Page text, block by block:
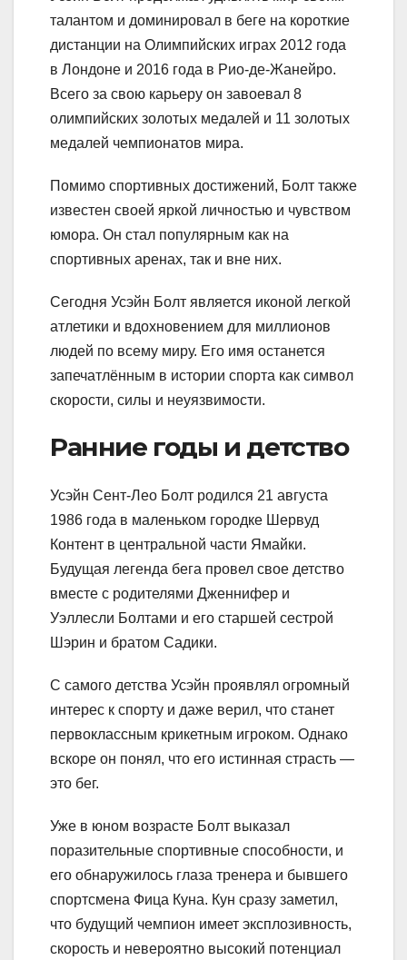
талантом и доминировал в беге на короткие
дистанции на Олимпийских играх 2012 года
в Лондоне и 2016 года в Рио-де-Жанейро.
Всего за свою карьеру он завоевал 8
олимпийских золотых медалей и 11 золотых
медалей чемпионатов мира.
Помимо спортивных достижений, Болт также
известен своей яркой личностью и чувством
юмора. Он стал популярным как на
спортивных аренах, так и вне них.
Сегодня Усэйн Болт является иконой легкой
атлетики и вдохновением для миллионов
людей по всему миру. Его имя останется
запечатлённым в истории спорта как символ
скорости, силы и неуязвимости.
Ранние годы и детство
Усэйн Сент-Лео Болт родился 21 августа
1986 года в маленьком городке Шервуд
Контент в центральной части Ямайки.
Будущая легенда бега провел свое детство
вместе с родителями Дженнифер и
Уэллесли Болтами и его старшей сестрой
Шэрин и братом Садики.
С самого детства Усэйн проявлял огромный
интерес к спорту и даже верил, что станет
первоклассным крикетным игроком. Однако
вскоре он понял, что его истинная страсть —
это бег.
Уже в юном возрасте Болт выказал
поразительные спортивные способности, и
его обнаружилось глаза тренера и бывшего
спортсмена Фица Куна. Кун сразу заметил,
что будущий чемпион имеет эксплозивность,
скорость и невероятно высокий потенциал